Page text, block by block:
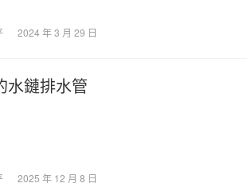
2024 年 3 月 29 日
水鏈排水管
2025 年 12 月 8 日